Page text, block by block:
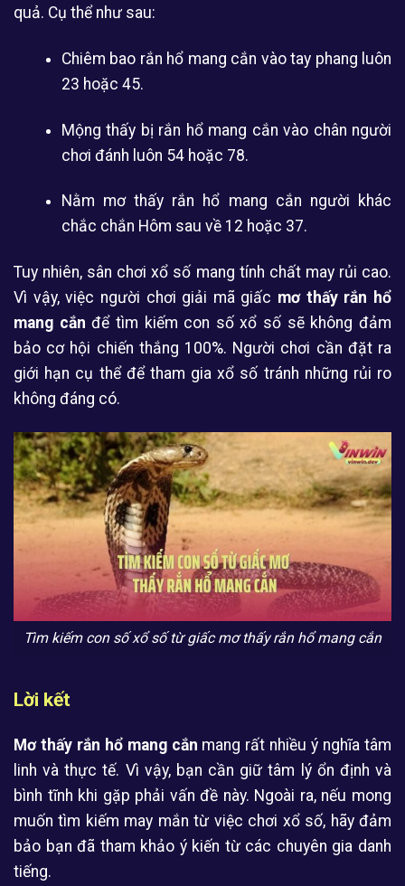
quả. Cụ thể như sau:
Chiêm bao rắn hổ mang cắn vào tay phang luôn
23 hoặc 45.
Mộng thấy bị rắn hổ mang cắn vào chân người
chơi đánh luôn 54 hoặc 78.
Nằm mơ thấy rắn hổ mang cắn người khác
chắc chắn Hôm sau về 12 hoặc 37.
Tuy nhiên, sân chơi xổ số mang tính chất may rủi cao.
Vì vậy, việc người chơi giải mã giấc mơ thấy rắn hổ
mang cắn để tìm kiếm con số xổ số sẽ không đảm
bảo cơ hội chiến thắng 100%. Người chơi cần đặt ra
giới hạn cụ thể để tham gia xổ số tránh những rủi ro
không đáng có.
Tìm kiếm con số xổ số từ giấc mơ thấy rắn hổ mang cắn
Lời kết
Mơ thấy rắn hổ mang cắn mang rất nhiều ý nghĩa tâm
linh và thực tế. Vì vậy, bạn cần giữ tâm lý ổn định và
bình tĩnh khi gặp phải vấn đề này. Ngoài ra, nếu mong
muốn tìm kiếm may mắn từ việc chơi xổ số, hãy đảm
bảo bạn đã tham khảo ý kiến từ các chuyên gia danh
tiếng.